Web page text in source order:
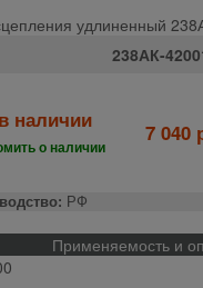
удлиненный
238АК-
наличии
о наличии
7 040
РФ
Применяемость и